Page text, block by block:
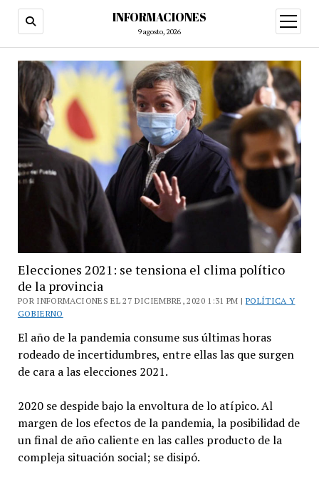
INFORMACIONES
9 agosto, 2026
abrir
menú
Elecciones 2021: se tensiona el clima político
de la provincia
POR INFORMACIONES EL 27 DICIEMBRE, 2020 1:31 PM | POLÍTICA Y
GOBIERNO
El año de la pandemia consume sus últimas horas
rodeado de incertidumbres, entre ellas las que surgen
de cara a las elecciones 2021.
2020 se despide bajo la envoltura de lo atípico. Al
margen de los efectos de la pandemia, la posibilidad de
un final de año caliente en las calles producto de la
compleja situación social; se disipó.